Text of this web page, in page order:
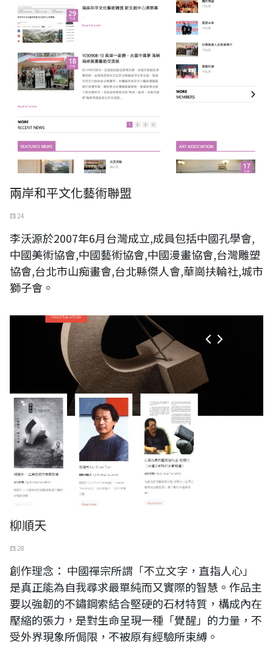
兩岸和平文化藝術聯盟
四 24
李沃源於2007年6月台灣成立,成員包括中國孔學會,
中國美術協會,中國藝術協會,中國漫畫協會,台灣雕塑
協會,台北市山痴畫會,台北縣傑人會,華崗扶輪社,城市
獅子會。
柳順天
四 28
創作理念： 中國禪宗所謂「不立文字，直指人心」
是真正能為自我尋求最單純而又實際的智慧。作品主
要以強韌的不鏽鋼索結合堅硬的石材特質，構成內在
壓縮的張力，是對生命呈現一種「覺醒」的力量，不
受外界現象所侷限，不被原有經驗所束縛。